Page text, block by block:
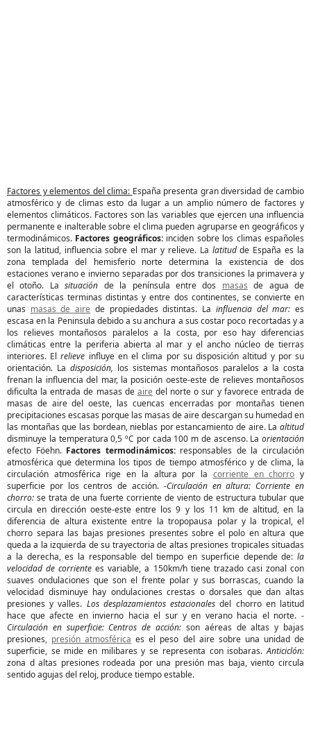
Factores y elementos del clima: España presenta gran diversidad de cambio
atmosférico y de climas esto da lugar a un amplio número de factores y
elementos climáticos. Factores son las variables que ejercen una influencia
permanente e inalterable sobre el clima pueden agruparse en geográficos y
termodinámicos. Factores geográficos: inciden sobre los climas españoles
son la latitud, influencia sobre el mar y relieve. La latitudde España es la
zona templada del hemisferio norte determina la existencia de dos
estaciones verano e invierno separadas por dos transiciones la primavera y
el otoño. Lasituación de la península entre dos masas de agua de
características terminas distintas y entre dos continentes, se convierte en
unas masas de aire de propiedades distintas. La influencia del mar:es
escasa en la Peninsula debido a su anchura a sus costar poco recortadas y a
los relieves montañosos paralelos a la costa, por eso hay diferencias
climáticas entre la periferia abierta al mar y el ancho núcleo de tierras
interiores. Elrelieve influye en el clima por su disposición altitud y por su
orientación. La disposición, los sistemas montañosos paralelos a la costa
frenan la influencia del mar, la posición oeste-este de relieves montañosos
dificulta la entrada de masas de aire del norte o sur y favorece entrada de
masas de aire del oeste, las cuencas encerradas por montañas tienen
precipitaciones escasas porque las masas de aire descargan su humedad en
las montañas que las bordean, nieblas por estancamiento de aire. La altitud
disminuye la temperatura 0,5 ºC por cada 100 m de ascenso. La orientación
efecto Föehn. Factores termodinámicos: responsables de la circulación
atmosférica que determina los tipos de tiempo atmosférico y de clima, la
circulación atmosférica rige en la altura por la corriente en chorro y
superficie por los centros de acción. -Circulación en altura: Corriente en
chorro: se trata de una fuerte corriente de viento de estructura tubular que
circula en dirección oeste-este entre los 9 y los 11 km de altitud, en la
diferencia de altura existente entre la tropopausa polar y la tropical, el
chorro separa las bajas presiones presentes sobre el polo en altura que
queda a la izquierda de su trayectoria de altas presiones tropicales situadas
a la derecha, es la responsable del tiempo en superficie depende de: la
velocidad de corrientees variable, a 150km/h tiene trazado casi zonal con
suaves ondulaciones que son el frente polar y sus borrascas, cuando la
velocidad disminuye hay ondulaciones crestas o dorsales que dan altas
presiones y valles. Los desplazamientos estacionales del chorro en latitud
hace que afecte en invierno hacia el sur y en verano hacia el norte. -
Circulación en superficie: Centros de acción: son aéreas de altas y bajas
presiones, presión atmosférica es el peso del aire sobre una unidad de
superficie, se mide en milibares y se representa con isobaras.Anticiclón:
zona d altas presiones rodeada por una presión mas baja, viento circula
sentido agujas del reloj, produce tiempo estable.